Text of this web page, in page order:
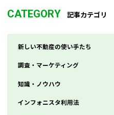
CATEGORY 記事カテゴリ
新しい不動産の使い手たち
調査・マーケティング
知識・ノウハウ
インフォニスタ利用法